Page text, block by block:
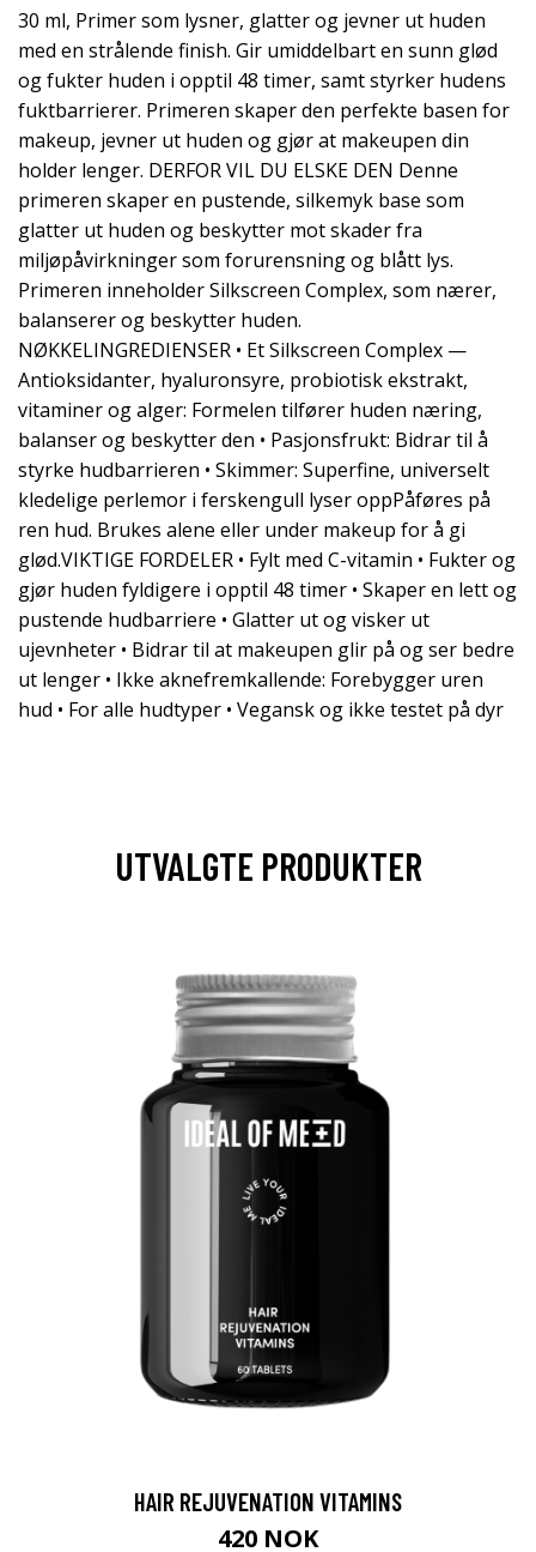
30 ml, Primer som lysner, glatter og jevner ut huden
med en strålende finish. Gir umiddelbart en sunn glød
og fukter huden i opptil 48 timer, samt styrker hudens
fuktbarrierer. Primeren skaper den perfekte basen for
makeup, jevner ut huden og gjør at makeupen din
holder lenger. DERFOR VIL DU ELSKE DEN Denne
primeren skaper en pustende, silkemyk base som
glatter ut huden og beskytter mot skader fra
miljøpåvirkninger som forurensning og blått lys.
Primeren inneholder Silkscreen Complex, som nærer,
balanserer og beskytter huden.
NØKKELINGREDIENSER • Et Silkscreen Complex —
Antioksidanter, hyaluronsyre, probiotisk ekstrakt,
vitaminer og alger: Formelen tilfører huden næring,
balanser og beskytter den • Pasjonsfrukt: Bidrar til å
styrke hudbarrieren • Skimmer: Superfine, universelt
kledelige perlemor i ferskengull lyser oppPåføres på
ren hud. Brukes alene eller under makeup for å gi
glød.VIKTIGE FORDELER • Fylt med C-vitamin • Fukter og
gjør huden fyldigere i opptil 48 timer • Skaper en lett og
pustende hudbarriere • Glatter ut og visker ut
ujevnheter • Bidrar til at makeupen glir på og ser bedre
ut lenger • Ikke aknefremkallende: Forebygger uren
hud • For alle hudtyper • Vegansk og ikke testet på dyr
UTVALGTE PRODUKTER
HAIR REJUVENATION VITAMINS
420 NOK